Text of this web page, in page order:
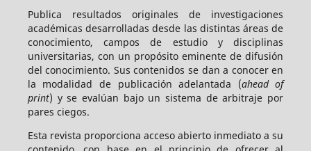
Publica resultados originales de investigaciones
académicas desarrolladas desde las distintas áreas de
conocimiento, campos de estudio y disciplinas
universitarias, con un propósito eminente de difusión
del conocimiento. Sus contenidos se dan a conocer en
la modalidad de publicación adelantada (ahead of
print) y se evalúan bajo un sistema de arbitraje por
pares ciegos.
Esta revista proporciona acceso abierto inmediato a su